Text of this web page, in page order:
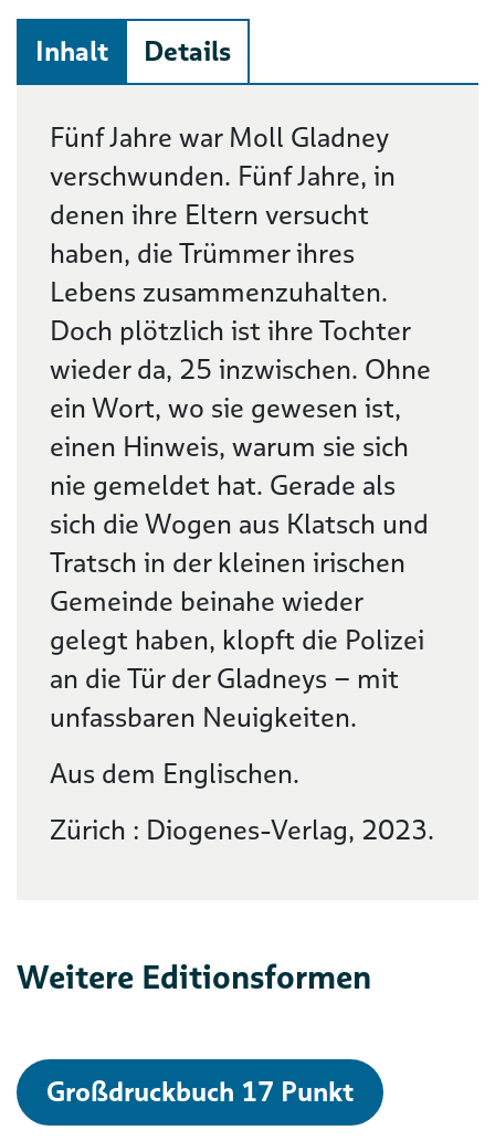
Inhalt Details
Beschreibung
Fünf Jahre war Moll Gladney
verschwunden. Fünf Jahre, in
denen ihre Eltern versucht
haben, die Trümmer ihres
Lebens zusammenzuhalten.
Doch plötzlich ist ihre Tochter
wieder da, 25 inzwischen. Ohne
ein Wort, wo sie gewesen ist,
einen Hinweis, warum sie sich
nie gemeldet hat. Gerade als
sich die Wogen aus Klatsch und
Tratsch in der kleinen irischen
Gemeinde beinahe wieder
gelegt haben, klopft die Polizei
an die Tür der Gladneys – mit
unfassbaren Neuigkeiten.
Aus dem Englischen.
Zürich : Diogenes-Verlag, 2023.
Weitere Editionsformen
Großdruckbuch 17 Punkt